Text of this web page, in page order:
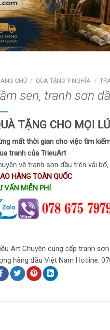
CHỦ / QÙA TẶNG Ý NGHĨA /
sen, tranh sơn
TẶNG CHO MỌI
mất thời gian cho việc tìm
tranh của TrieuArt
vẽ tranh sơn dầu trên vải
HÀNG TOÀN QUỐC
VẤN MIỄN PHÍ
Art Chuyên cung cấp tranh
hàng đầu Việt Nam Hotline: